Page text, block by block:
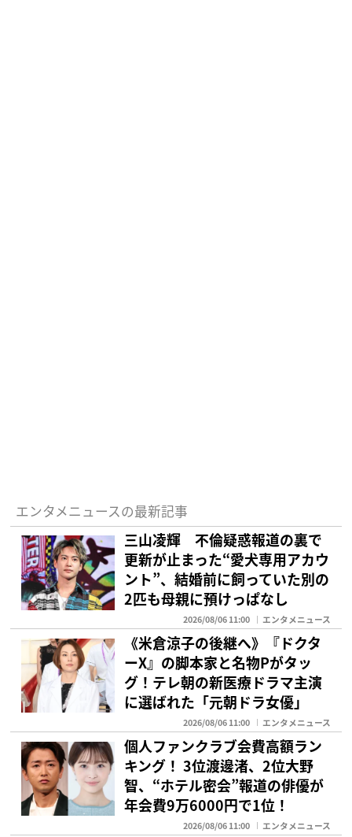
エンタメニュースの最新記事
三山凌輝 不倫疑惑報道の裏で
更新が止まった“愛犬専用アカウ
ント”、結婚前に飼っていた別の
2匹も母親に預けっぱなし
2026/08/06 11:00 エンタメニュース
《米倉涼子の後継へ》『ドクタ
ーX』の脚本家と名物Pがタッ
グ！テレ朝の新医療ドラマ主演
に選ばれた「元朝ドラ女優」
2026/08/06 11:00 エンタメニュース
個人ファンクラブ会費高額ラン
キング！ 3位渡邊渚、2位大野
智、“ホテル密会”報道の俳優が
年会費9万6000円で1位！
2026/08/06 11:00 エンタメニュース